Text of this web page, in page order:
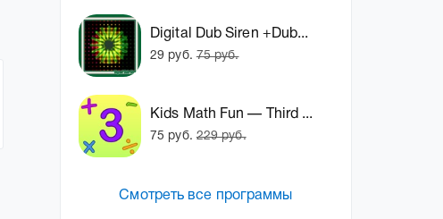
Digital Dub Siren +Dub...
29 руб. 75 руб.
Kids Math Fun — Third ...
75 руб. 229 руб.
Смотреть все программы